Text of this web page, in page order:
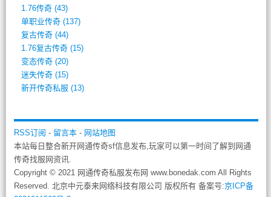
1.76传奇(43)
单职业传奇(137)
复古传奇(44)
1.76复古传奇(15)
变态传奇(20)
迷失传奇(15)
新开传奇私服 (13)
RSS订阅 - 留言本- 网站地图
本站每日整合新开网通传奇sf信息发布,玩家可以第一时间了解到网通
传奇找服网资讯.
Copyright © 2021 网通传奇私服发布网 www.bonedak.com All Rights
Reserved. 北京中元泰来网络科技有限公司 版权所有 备案号:京ICP备